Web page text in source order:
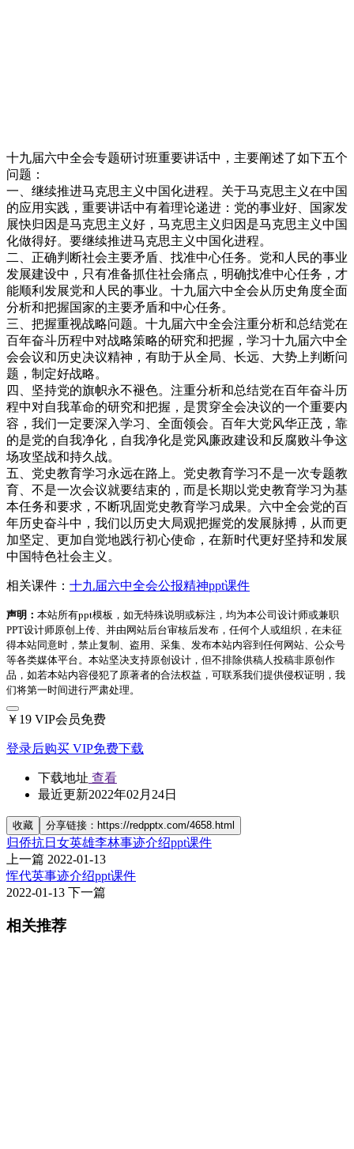
十九届六中全会专题研讨班重要讲话中，主要阐述了如下五个
问题：
一、继续推进马克思主义中国化进程。关于马克思主义在中国
的应用实践，重要讲话中有着理论递进：党的事业好、国家发
展快归因是马克思主义好，马克思主义归因是马克思主义中国
化做得好。要继续推进马克思主义中国化进程。
二、正确判断社会主要矛盾、找准中心任务。党和人民的事业
发展建设中，只有准备抓住社会痛点，明确找准中心任务，才
能顺利发展党和人民的事业。十九届六中全会从历史角度全面
分析和把握国家的主要矛盾和中心任务。
三、把握重视战略问题。十九届六中全会注重分析和总结党在
百年奋斗历程中对战略策略的研究和把握，学习十九届六中全
会会议和历史决议精神，有助于从全局、长远、大势上判断问
题，制定好战略。
四、坚持党的旗帜永不褪色。注重分析和总结党在百年奋斗历
程中对自我革命的研究和把握，是贯穿全会决议的一个重要内
容，我们一定要深入学习、全面领会。百年大党风华正茂，靠
的是党的自我净化，自我净化是党风廉政建设和反腐败斗争这
场攻坚战和持久战。
五、党史教育学习永远在路上。党史教育学习不是一次专题教
育、不是一次会议就要结束的，而是长期以党史教育学习为基
本任务和要求，不断巩固党史教育学习成果。六中全会党的百
年历史奋斗中，我们以历史大局观把握党的发展脉搏，从而更
加坚定、更加自觉地践行初心使命，在新时代更好坚持和发展
中国特色社会主义。
相关课件： 十九届六中全会公报精神ppt课件
声明： 本站所有ppt模板，如无特殊说明或标注，均为本公司设计师或兼职
PPT设计师原创上传、并由网站后台审核后发布，任何个人或组织，在未征
得本站同意时，禁止复制、盗用、采集、发布本站内容到任何网站、公众号
等各类媒体平台。本站坚决支持原创设计，但不排除供稿人投稿非原创作
品，如若本站内容侵犯了原著者的合法权益，可联系我们提供侵权证明，我
们将第一时间进行严肃处理。
￥19 VIP会员免费
登录后购买 VIP免费下载
下载地址 查看
最近更新2022年02月24日
收藏 分享链接：https://redpptx.com/4658.html
归侨抗日女英雄李林事迹介绍ppt课件
上一篇 2022-01-13
恽代英事迹介绍ppt课件
2022-01-13 下一篇
相关推荐